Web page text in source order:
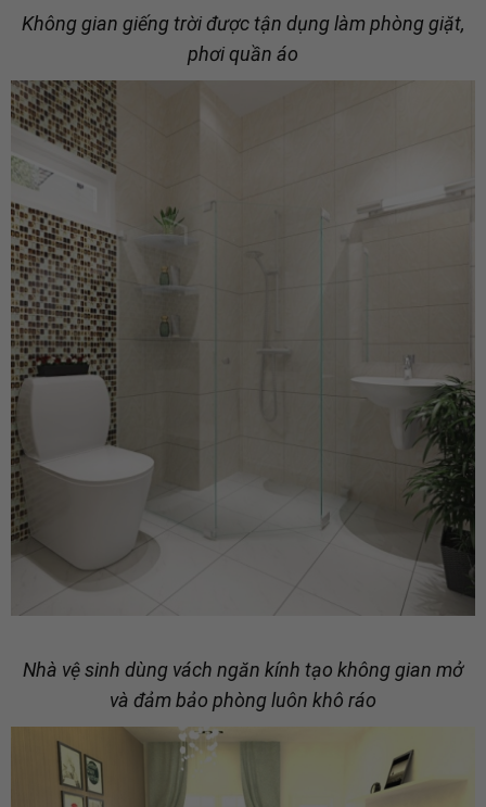
Không gian giếng trời được tận dụng làm phòng giặt,
phơi quần áo
Nhà vệ sinh dùng vách ngăn kính tạo không gian mở
và đảm bảo phòng luôn khô ráo